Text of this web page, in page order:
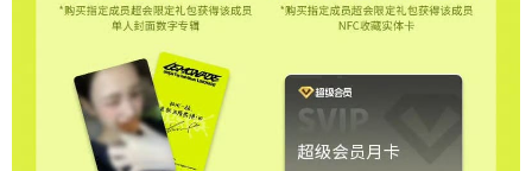
３．未成年的使用者請事先徵得法定代理人或監護人之同意方可使用
「AFTEE先享後付」，若未經同意申辦者引起之損失，本公司不負相關責
４．使用「AFTEE先享後付」時，將依據個別帳號之用戶狀況，依本公司即
時審查核予不同之上限額度；若仍有額度不足之情形，本公司將視審查結果
請求用戶進行身份認證。
５．嚴禁一人註冊多個帳號或使用他人資訊註冊。若發現惡意使用之情形，
恩沛科技股份有限公司將有權停止該用戶之使用額度並採取法律行動。
付款後門市自取
亞洲國家/地區配送
北美國家/地區配送 查看運費